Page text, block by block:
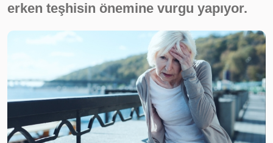
erken teşhisin önemine vurgu yapıyor.